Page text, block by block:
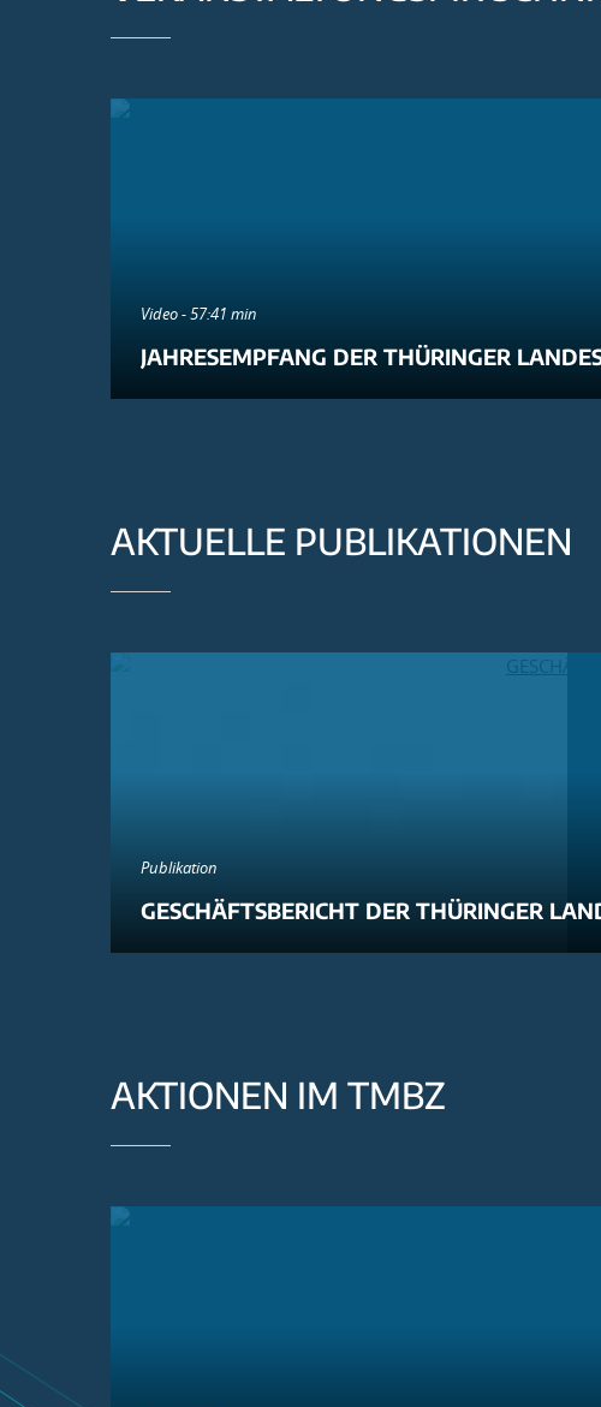
Video - 57:41 min
JAHRESEMPFANG DER THÜRINGER
AKTUELLE PUBLIKATIONEN
Publikation
GESCHÄFTSBERICHT DER THÜRINGER
AKTIONEN IM TMBZ